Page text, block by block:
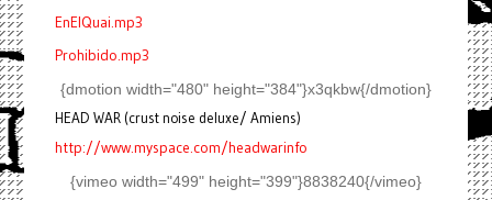
EnElQuai.mp3
Prohibido.mp3
{dmotion width="480" height="384"}x3qkbw{/dmotion}
HEAD WAR (crust noise deluxe/ Amiens)
http://www.myspace.com/headwarinfo
{vimeo width="499" height="399"}8838240{/vimeo}